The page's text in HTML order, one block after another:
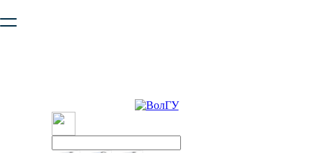
безопасную работу с сайтом. Пожалуйста